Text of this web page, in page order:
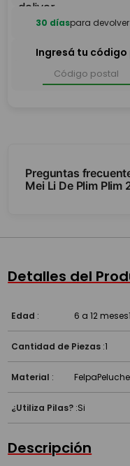
30 díaspara
Ingresá tu
Preguntas
Mei Li De Plim Plim
¿Para qué edad es?
Detalles del
Edad : 6 a 12 meses
Cantidad de Piezas :1
Material : FelpaPeluche
¿Utiliza Pilas? :Si
Descripción